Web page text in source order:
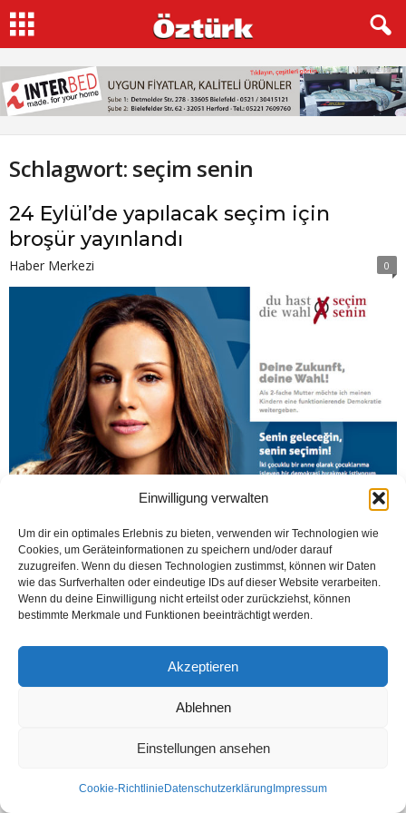
Einwilligung verwalten
Um dir ein optimales Erlebnis zu bieten, verwenden wir Technologien wie
Cookies, um Geräteinformationen zu speichern und/oder darauf
zuzugreifen. Wenn du diesen Technologien zustimmst, können wir Daten
wie das Surfverhalten oder eindeutige IDs auf dieser Website verarbeiten.
Wenn du deine Einwilligung nicht erteilst oder zurückziehst, können
bestimmte Merkmale und Funktionen beeinträchtigt werden.
Akzeptieren
Ablehnen
Einstellungen ansehen
Cookie-Richtlinie Datenschutzerklärung Impressum
Schlagwort: seçim senin
24 Eylül’de yapılacak seçim için
broşür yayınlandı
Haber Merkezi 0
BERLİN (Öztürk) Berlin’de ticari hizmetlerini sürdüren Beys Marketing & Media
ajansı „Seçim Senin“ broşürü yayınladı. Broşürde 24 Eylül 2017 Pazar günü
yapılacak Federal Meclis seçimleri...
Weiterlesen
© Öztürk Gazetesi 1986 – 2026